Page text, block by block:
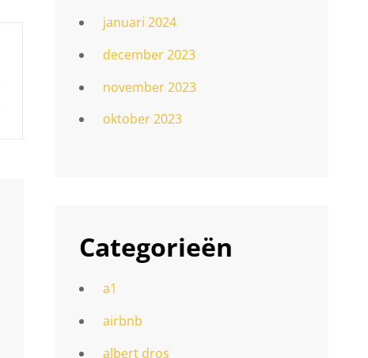
januari 2024
december 2023
november 2023
oktober 2023
Categorieën
a1
airbnb
albert dros